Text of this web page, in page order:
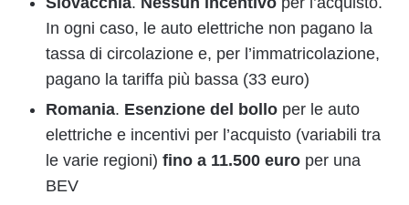
In ogni caso, le auto elettriche non pagano la
tassa di circolazione e, per l’immatricolazione,
pagano la tariffa più bassa (33 euro)
Romania. Esenzione del bollo per le auto
elettriche e incentivi per l’acquisto (variabili tra
le varie regioni) fino a 11.500 euro per una
BEV